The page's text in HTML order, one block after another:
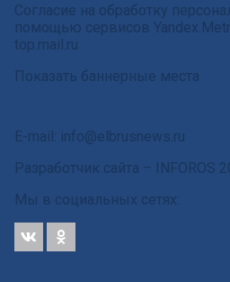
Согласие на обработку
помощью сервисов
top.mail.ru
Показать баннерные места
E-mail: info@elbrusnews.ru
Разработчик сайта – INFOROS
Мы в социальных сетях: